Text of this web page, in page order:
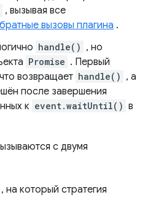
, вызывая все
вызовы плагина .
handle() , но
Promise . Первый
возвращает handle() , а
после завершения
к event.waitUntil() в
с двумя
, на который стратегия